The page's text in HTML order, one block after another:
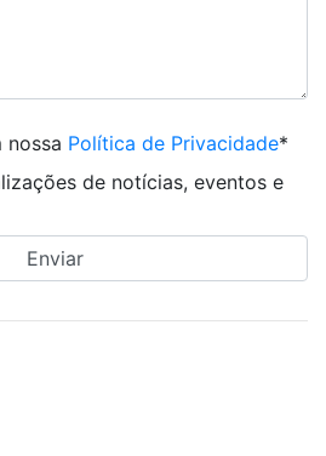
nossa Política de Privacidade*
de notícias, eventos e